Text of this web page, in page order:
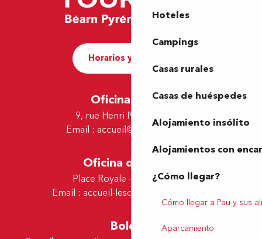
Hoteles
Campings
Casas rurales
Casas de huéspedes
Alojamiento insólito
Alojamientos con
¿Cómo llegar?
Cómo llegar a Pau y sus
Aparcamiento
Horarios y contacto
Oficina de Pau
9, rue Henri IV - 64000 Pau
Email : accueil@tourismepau.fr
Oficina de Lescar
Place Royale - 64230 Lescar
Email : accueil-lescar@tourismepau.fr
Boletín